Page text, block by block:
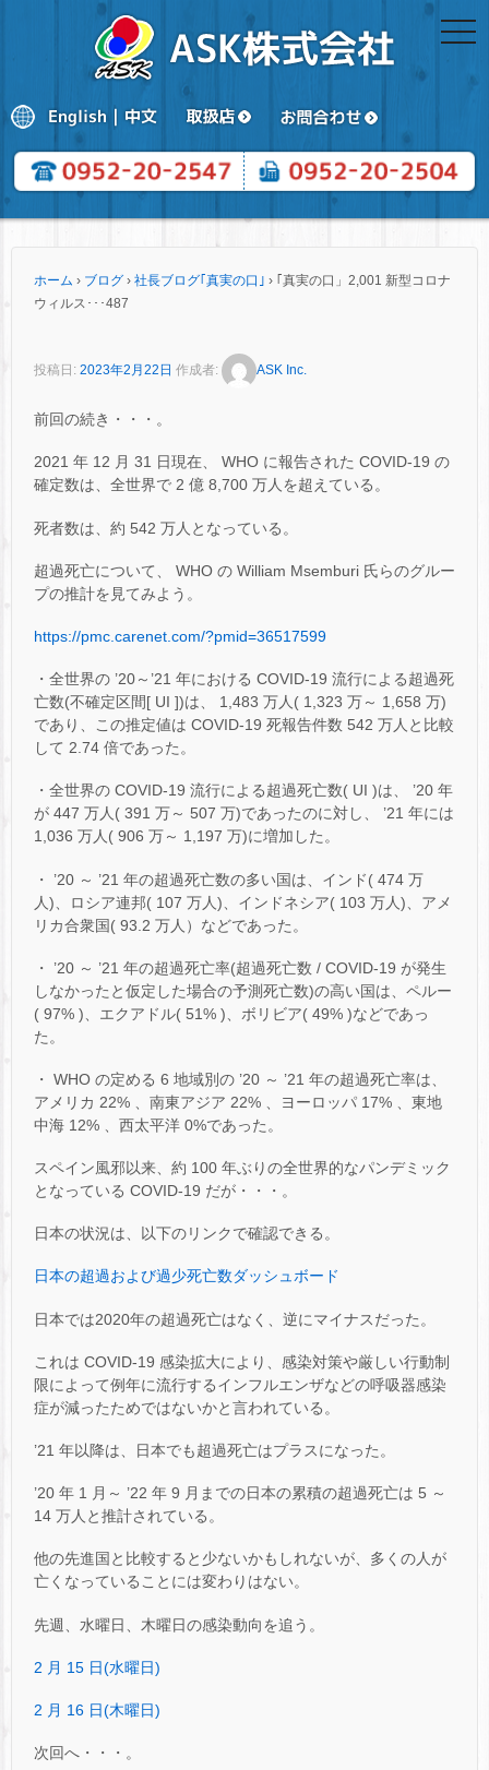
ホーム › ブログ › 社長ブログ｢真実の口｣ › ｢真実の口」2,001 新型コロナ
ウィルス･･･487
投稿日: 2023年2月22日 作成者: ASK Inc.
前回の続き・・・。
2021 年 12 月 31 日現在、 WHO に報告された COVID-19 の
確定数は、全世界で 2 億 8,700 万人を超えている。
死者数は、約 542 万人となっている。
超過死亡について、 WHO の William Msemburi 氏らのグルー
プの推計を見てみよう。
https://pmc.carenet.com/?pmid=36517599
・全世界の ’20～’21 年における COVID-19 流行による超過死
亡数(不確定区間[ UI ])は、 1,483 万人( 1,323 万～ 1,658 万)
であり、この推定値は COVID-19 死報告件数 542 万人と比較
して 2.74 倍であった。
・全世界の COVID-19 流行による超過死亡数( UI )は、 ’20 年
が 447 万人( 391 万～ 507 万)であったのに対し、 ’21 年には
1,036 万人( 906 万～ 1,197 万)に増加した。
・ ’20 ～ ’21 年の超過死亡数の多い国は、インド( 474 万
人)、ロシア連邦( 107 万人)、インドネシア( 103 万人)、アメ
リカ合衆国( 93.2 万人）などであった。
・ ’20 ～ ’21 年の超過死亡率(超過死亡数 / COVID-19 が発生
しなかったと仮定した場合の予測死亡数)の高い国は、ペルー
( 97% )、エクアドル( 51% )、ボリビア( 49% )などであっ
た。
・ WHO の定める 6 地域別の ’20 ～ ’21 年の超過死亡率は、
アメリカ 22% 、南東アジア 22% 、ヨーロッパ 17% 、東地
中海 12% 、西太平洋 0%であった。
スペイン風邪以来、約 100 年ぶりの全世界的なパンデミック
となっている COVID-19 だが・・・。
日本の状況は、以下のリンクで確認できる。
日本の超過および過少死亡数ダッシュボード
日本では2020年の超過死亡はなく、逆にマイナスだった。
これは COVID-19 感染拡大により、感染対策や厳しい行動制
限によって例年に流行するインフルエンザなどの呼吸器感染
症が減ったためではないかと言われている。
’21 年以降は、日本でも超過死亡はプラスになった。
’20 年 1 月～ ’22 年 9 月までの日本の累積の超過死亡は 5 ～
14 万人と推計されている。
他の先進国と比較すると少ないかもしれないが、多くの人が
亡くなっていることには変わりはない。
先週、水曜日、木曜日の感染動向を追う。
2 月 15 日(水曜日)
2 月 16 日(木曜日)
次回へ・・・。